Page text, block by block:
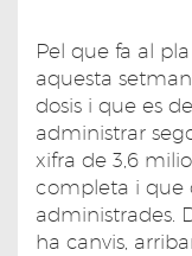
Pel que fa al
aquesta
dosis i que es
administrar
xifra de 3,6
completa i que
administrades.
ha canvis,